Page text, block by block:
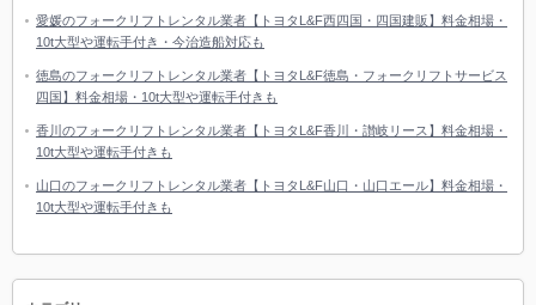
愛媛のフォークリフトレンタル業者【トヨタL&F西四国・四国建販】料金相場・
10t大型や運転手付き・今治造船対応も
徳島のフォークリフトレンタル業者【トヨタL&F徳島・フォークリフトサービス
四国】料金相場・10t大型や運転手付きも
香川のフォークリフトレンタル業者【トヨタL&F香川・讃岐リース】料金相場・
10t大型や運転手付きも
山口のフォークリフトレンタル業者【トヨタL&F山口・山口エール】料金相場・
10t大型や運転手付きも